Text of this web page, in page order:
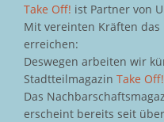
Take Off! ist Partner von
Mit vereinten Kräften
erreichen:
Deswegen arbeiten wir
Stadtteilmagazin Take Off!
Das
erscheint bereits seit